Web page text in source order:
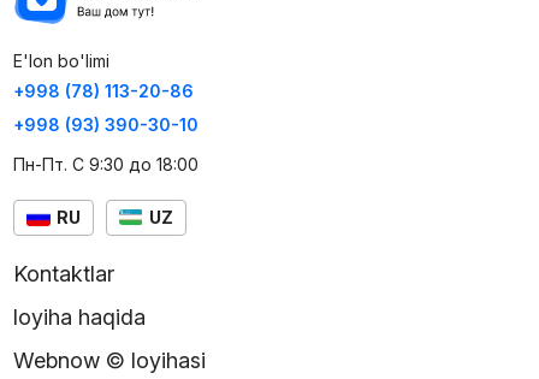
E'lon bo'limi
+998 (78) 113-20-86
+998 (93) 390-30-10
Пн-Пт. С 9:30 до 18:00
RU UZ
Kontaktlar
loyiha haqida
Webnow © loyihasi